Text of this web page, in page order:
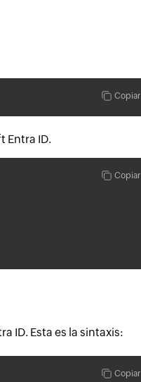
Copiar
Entra ID.
Copiar
ID. Esta es la sintaxis:
Copiar